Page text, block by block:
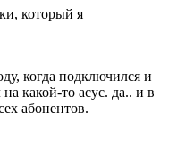
который я
когда подключился и
какой-то асус. да.. и в
абонентов.